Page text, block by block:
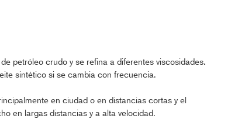
petróleo crudo y se refina a diferentes viscosidades.
sintético si se cambia con frecuencia.
en ciudad o en distancias cortas y el
en largas distancias y a alta velocidad.